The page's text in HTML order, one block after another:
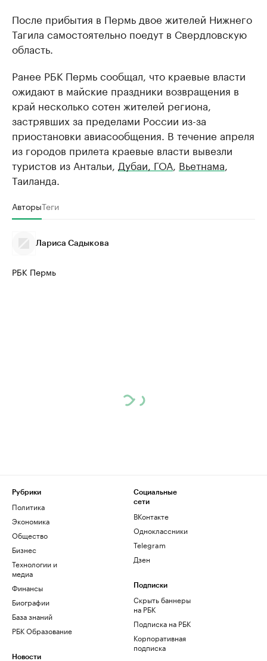
После прибытия в Пермь двое жителей Нижнего
Тагила самостоятельно поедут в Свердловскую
область.
Ранее РБК Пермь сообщал, что краевые власти
ожидают в майские праздники возвращения в
край несколько сотен жителей региона,
застрявших за пределами России из-за
приостановки авиасообщения. В течение апреля
из городов прилета краевые власти вывезли
туристов из Антальи, Дубаи, ГОА Вьетнама
Таиланда.
АвторыТеги
Лариса Садыкова
РБК Пермь
Рубрики
Политика
Экономика
Общество
Бизнес
Технологии и
медиа
Финансы
Биографии
База знаний
РБК Образование
Новости
Социальные
сети
ВКонтакте
Одноклассники
Telegram
Дзен
Подписки
Скрыть баннеры
на РБК
Подписка на РБК
Корпоративная
подписка